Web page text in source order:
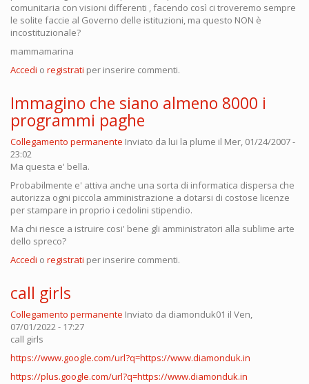
comunitaria con visioni differenti , facendo così ci troveremo sempre
le solite faccie al Governo delle istituzioni, ma questo NON è
incostituzionale?
mammamarina
Accedi o registrati per inserire commenti.
Immagino che siano almeno 8000 i
programmi paghe
Collegamento permanente Inviato da lui la plume il Mer, 01/24/2007 -
23:02
Ma questa e' bella.
Probabilmente e' attiva anche una sorta di informatica dispersa che
autorizza ogni piccola amministrazione a dotarsi di costose licenze
per stampare in proprio i cedolini stipendio.
Ma chi riesce a istruire cosi' bene gli amministratori alla sublime arte
dello spreco?
Accedi o registrati per inserire commenti.
call girls
Collegamento permanente Inviato da diamonduk01 il Ven,
07/01/2022 - 17:27
call girls
https://www.google.com/url?q=https://www.diamonduk.in
https://plus.google.com/url?q=https://www.diamonduk.in